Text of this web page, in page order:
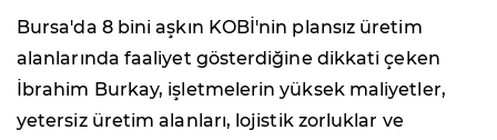
Bursa'da 8 bini aşkın KOBİ'nin plansız üretim
alanlarında faaliyet gösterdiğine dikkati çeken
İbrahim Burkay, işletmelerin yüksek maliyetler,
yetersiz üretim alanları, lojistik zorluklar ve